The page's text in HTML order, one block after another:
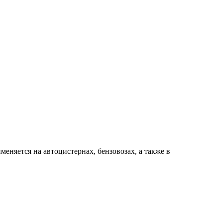
на автоцистернах, бензовозах, а также в